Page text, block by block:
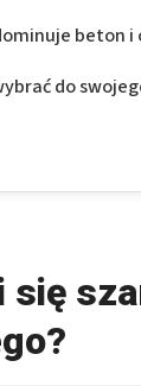
beton
do
się